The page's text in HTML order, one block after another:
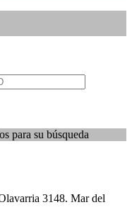
para su búsqueda
3148. Mar del